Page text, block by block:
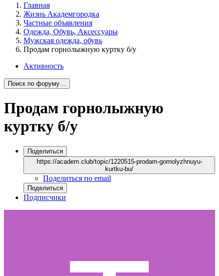
Главная
Жизнь Академгородка
Частные объявления
Одежда, Обувь, Аксессуары
Мужская одежда, обувь
Продам горнолыжную куртку б/у
Активность
Поиск по форуму…
Продам горнолыжную
куртку б/у
Поделиться
https://academ.club/topic/1220515-prodam-gornolyzhnuyu-
kurtku-bu/
Поделиться по email
Поделиться
Подписчики